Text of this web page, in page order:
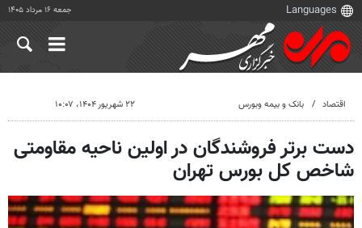
جمعه ۱۶ مرداد ۱۴۰۵
اقتصاد بانک و بیمه وبورس ۲۲ شهریور ۱۴۰۴، ۱۰:۰۷
دست برتر فروشندگان در اولین ناحیه مقاومتی
شاخص کل بورس تهران